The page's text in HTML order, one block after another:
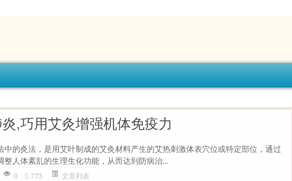
,巧用艾灸增强机体免疫力
中的灸法，是用艾叶制成的艾灸材料产生的艾热刺激体表穴位或特定部位，通过
整人体紊乱的生理生化功能，从而达到防病治...
0 773 文章列表